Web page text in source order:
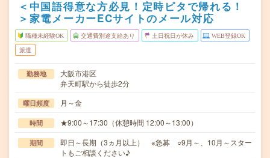
＜中国語得意な方必見！定時ピタで帰れる！
＞家電メーカーECサイトのメール対応
職種未経験OK 交通費別途支給あり 土日祝日が休み WEB登録OK
派遣
勤務地
大阪市港区
弁天町駅から徒歩2分
曜日頻度 月～金
時間 ★9:00～17:30（休憩時間 12:00～13:00）
期間
即日～長期（3ヵ月以上） ※急募 ○9月～、10月～スター
トもご相談ください♪